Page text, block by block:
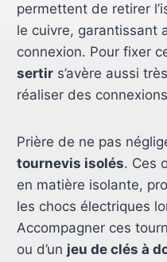
permettent de retirer
le cuivre, garantissant
connexion. Pour fixer
sertirs’avère aussi
réaliser des
Prière de ne pas
tournevis isolés. Ces
en matière isolante,
les chocs électriques
Accompagner ces
ou d’un jeu de clés à